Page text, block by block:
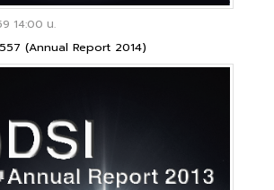
14:00 น.
(Annual Report 2014)